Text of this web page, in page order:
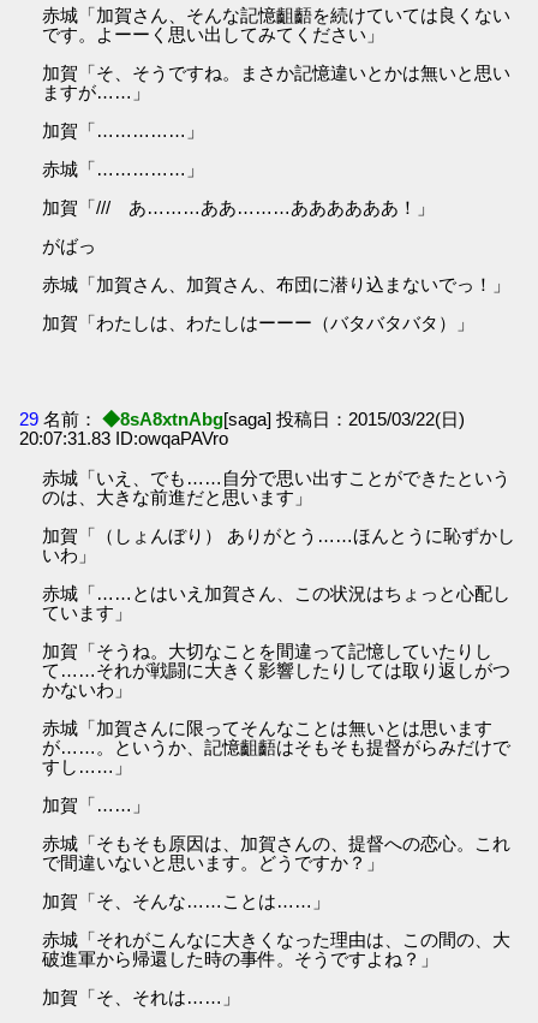
赤城「加賀さん、そんな記憶齟齬を続けていては良くない
です。よーーく思い出してみてください」
加賀「そ、そうですね。まさか記憶違いとかは無いと思い
ますが……」
加賀「……………」
赤城「……………」
加賀「/// あ………ああ………ああああああ！」
がばっ
赤城「加賀さん、加賀さん、布団に潜り込まないでっ！」
加賀「わたしは、わたしはーーー（バタバタバタ）」
29 名前： ◆8sA8xtnAbg[saga] 投稿日：2015/03/22(日)
20:07:31.83 ID:owqaPAVro
赤城「いえ、でも……自分で思い出すことができたという
のは、大きな前進だと思います」
加賀「（しょんぼり） ありがとう……ほんとうに恥ずかし
いわ」
赤城「……とはいえ加賀さん、この状況はちょっと心配し
ています」
加賀「そうね。大切なことを間違って記憶していたりし
て……それが戦闘に大きく影響したりしては取り返しがつ
かないわ」
赤城「加賀さんに限ってそんなことは無いとは思います
が……。というか、記憶齟齬はそもそも提督がらみだけで
すし……」
加賀「……」
赤城「そもそも原因は、加賀さんの、提督への恋心。これ
で間違いないと思います。どうですか？」
加賀「そ、そんな……ことは……」
赤城「それがこんなに大きくなった理由は、この間の、大
破進軍から帰還した時の事件。そうですよね？」
加賀「そ、それは……」